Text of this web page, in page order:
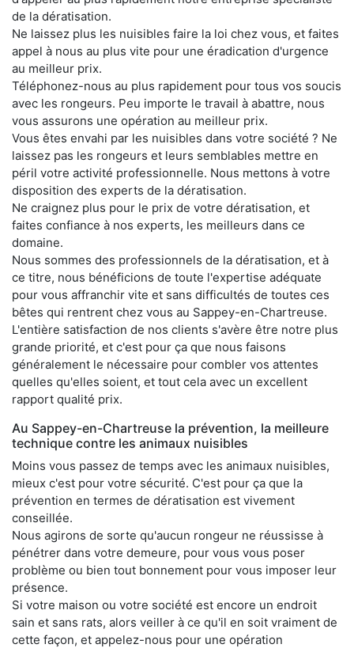
de la dératisation.
Ne laissez plus les nuisibles faire la loi chez vous, et faites
appel à nous au plus vite pour une éradication d'urgence
au meilleur prix.
Téléphonez-nous au plus rapidement pour tous vos soucis
avec les rongeurs. Peu importe le travail à abattre, nous
vous assurons une opération au meilleur prix.
Vous êtes envahi par les nuisibles dans votre société ? Ne
laissez pas les rongeurs et leurs semblables mettre en
péril votre activité professionnelle. Nous mettons à votre
disposition des experts de la dératisation.
Ne craignez plus pour le prix de votre dératisation, et
faites confiance à nos experts, les meilleurs dans ce
domaine.
Nous sommes des professionnels de la dératisation, et à
ce titre, nous bénéficions de toute l'expertise adéquate
pour vous affranchir vite et sans difficultés de toutes ces
bêtes qui rentrent chez vous au Sappey-en-Chartreuse.
L'entière satisfaction de nos clients s'avère être notre plus
grande priorité, et c'est pour ça que nous faisons
généralement le nécessaire pour combler vos attentes
quelles qu'elles soient, et tout cela avec un excellent
rapport qualité prix.
Au Sappey-en-Chartreuse la prévention, la meilleure
technique contre les animaux nuisibles
Moins vous passez de temps avec les animaux nuisibles,
mieux c'est pour votre sécurité. C'est pour ça que la
prévention en termes de dératisation est vivement
conseillée.
Nous agirons de sorte qu'aucun rongeur ne réussisse à
pénétrer dans votre demeure, pour vous vous poser
problème ou bien tout bonnement pour vous imposer leur
présence.
Si votre maison ou votre société est encore un endroit
sain et sans rats, alors veiller à ce qu'il en soit vraiment de
cette façon, et appelez-nous pour une opération